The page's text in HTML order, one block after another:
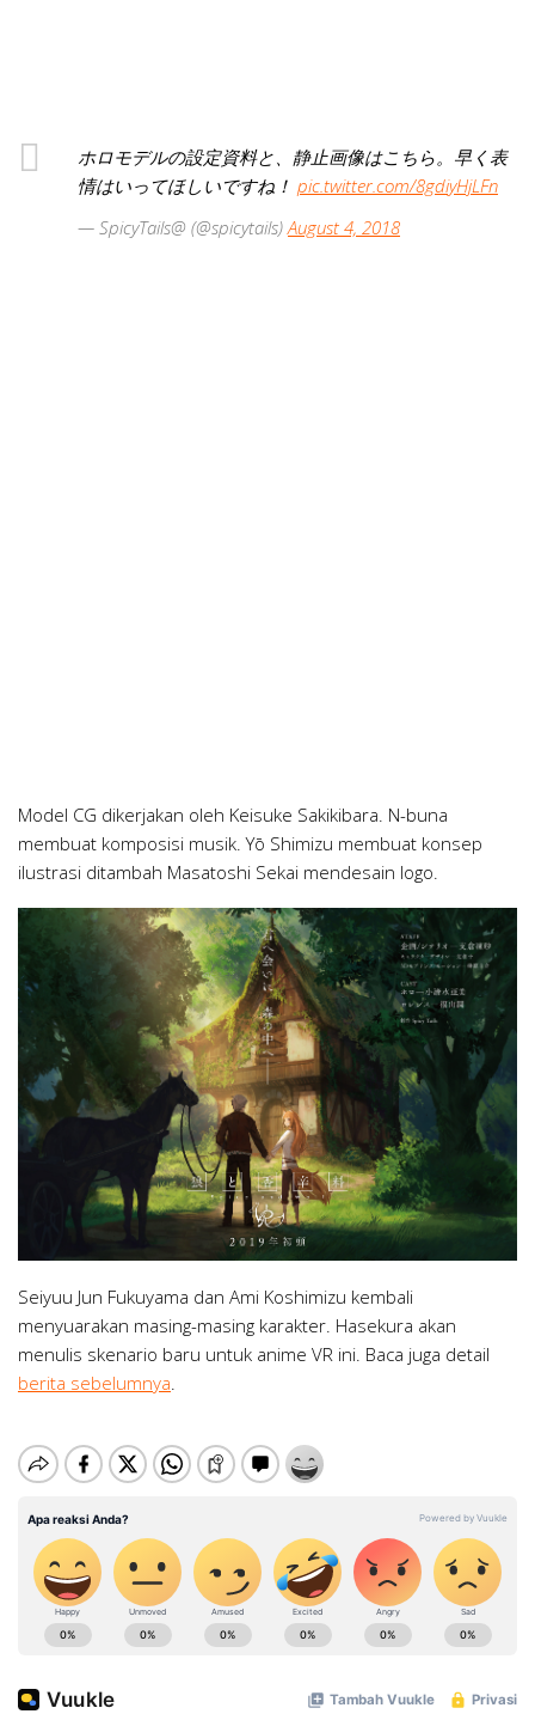
ホロモデルの設定資料と、静止画像はこちら。早く表
情はいってほしいですね！ pic.twitter.com/8gdiyHjLFn
— SpicyTails@ (@spicytails)August 4, 2018
Model CG dikerjakan oleh Keisuke Sakikibara. N-buna
membuat komposisi musik. Yō Shimizu membuat konsep
ilustrasi ditambah Masatoshi Sekai mendesain logo.
Seiyuu Jun Fukuyama dan Ami Koshimizu kembali
menyuarakan masing-masing karakter. Hasekura akan
menulis skenario baru untuk anime VR ini. Baca juga detail
berita sebelumnya.